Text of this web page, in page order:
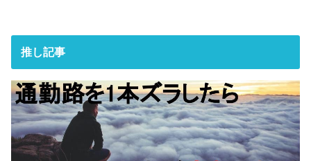
推し記事